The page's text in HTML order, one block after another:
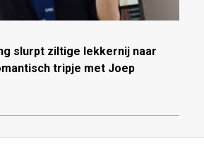
slurpt ziltige lekkernij naar
tripje met Joep